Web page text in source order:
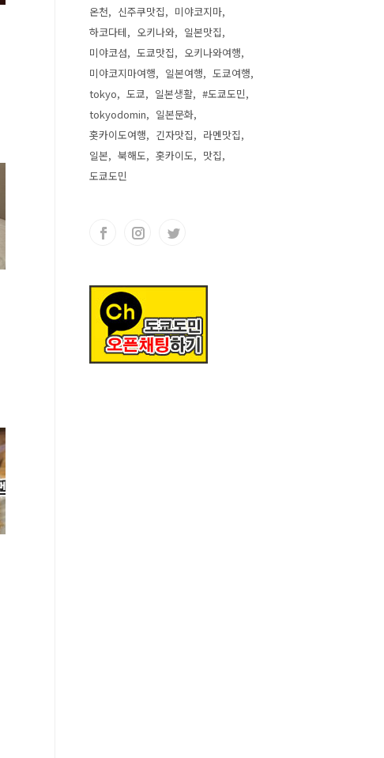
온천
신주쿠맛집
미야코지마
하코다테
오키나와
일본맛집
미야코섬
도쿄맛집
오키나와여행
미야코지마여행
일본여행
도쿄여행
tokyo
도쿄 일본생활
#도쿄도민
tokyodomin
일본문화
홋카이도여행
긴자맛집
라멘맛집
일본
북해도 홋카이도
맛집
도쿄도민